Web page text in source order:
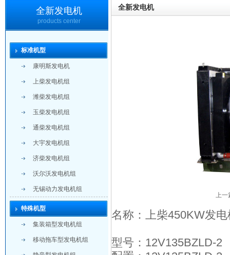
全新发电机
上一
名称：上柴450KW发
型号：12V135BZLD-2
全新发电机
products center
标准机型
康明斯发电机
上柴发电机组
潍柴发电机组
玉柴发电机组
通柴发电机组
大宇发电机组
济柴发电机组
沃尔沃发电机组
无锡动力发电机组
特殊机型
集装箱型发电机组
移动拖车型发电机组